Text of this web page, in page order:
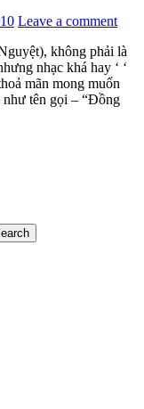
Leave a comment
không phải là
nhạc khá hay ‘ ‘
mãn mong muốn
tên gọi – “Đồng